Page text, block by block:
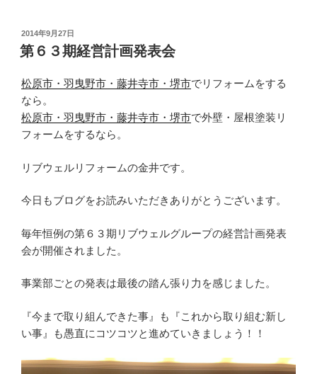
投
稿
日:
2014年9月27日
第６３期経営計画発表会
松原市・羽曳野市・藤井寺市・堺市でリフォームをする
なら。
松原市・羽曳野市・藤井寺市・堺市で外壁・屋根塗装リ
フォームをするなら。
リブウェルリフォームの金井です。
今日もブログをお読みいただきありがとうございます。
毎年恒例の第６３期リブウェルグループの経営計画発表
会が開催されました。
事業部ごとの発表は最後の踏ん張り力を感じました。
『今まで取り組んできた事』も『これから取り組む新し
い事』も愚直にコツコツと進めていきましょう！！